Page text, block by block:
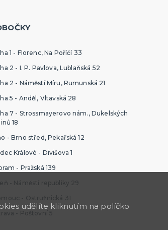
1 - Florenc, Na Poříčí 33
2 - I. P. Pavlova, Lublaňská 52
2 - Náměstí Míru, Rumunská 21
5 - Anděl, Vltavská 28
7 - Strossmayerovo nám., Dukelských
18
- Brno střed, Pekařská 12
Králové - Divišova 1
- Pražská 139
- Náměstí republiky 29
- Ostružnická 31
- Poštovní 5
udělíte kliknutím na políčko